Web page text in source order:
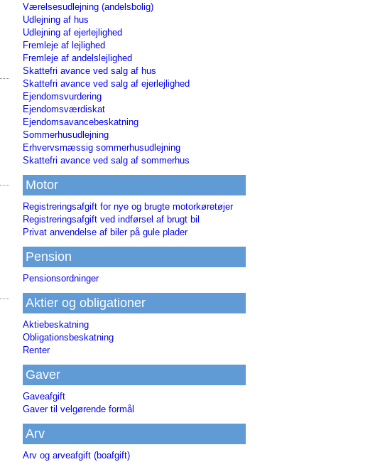
Værelsesudlejning (andelsbolig)
Udlejning af hus
Udlejning af ejerlejlighed
Fremleje af lejlighed
Fremleje af andelslejlighed
Skattefri avance ved salg af hus
Skattefri avance ved salg af ejerlejlighed
Ejendomsvurdering
Ejendomsværdiskat
Ejendomsavancebeskatning
Sommerhusudlejning
Erhvervsmæssig sommerhusudlejning
Skattefri avance ved salg af sommerhus
Motor
Registreringsafgift for nye og brugte motorkøretøjer
Registreringsafgift ved indførsel af brugt bil
Privat anvendelse af biler på gule plader
Pension
Pensionsordninger
Aktier og obligationer
Aktiebeskatning
Obligationsbeskatning
Renter
Gaver
Gaveafgift
Gaver til velgørende formål
Arv
Arv og arveafgift (boafgift)